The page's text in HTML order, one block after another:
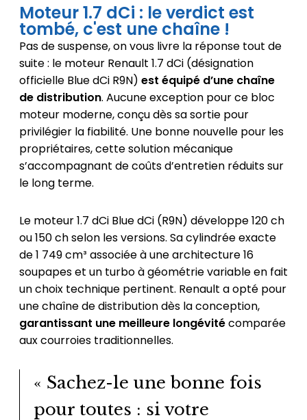
Moteur 1.7 dCi : le verdict est
tombé, c'est une chaîne !
Pas de suspense, on vous livre la réponse tout de
suite : le moteur Renault 1.7 dCi (désignation
officielle Blue dCi R9N) est équipé d’une chaîne
de distribution. Aucune exception pour ce bloc
moteur moderne, conçu dès sa sortie pour
privilégier la fiabilité. Une bonne nouvelle pour les
propriétaires, cette solution mécanique
s’accompagnant de coûts d’entretien réduits sur
le long terme.
Le moteur 1.7 dCi Blue dCi (R9N) développe 120 ch
ou 150 ch selon les versions. Sa cylindrée exacte
de 1 749 cm³ associée à une architecture 16
soupapes et un turbo à géométrie variable en fait
un choix technique pertinent. Renault a opté pour
une chaîne de distribution dès la conception,
garantissant une meilleure longévitécomparée
aux courroies traditionnelles.
« Sachez-le une bonne fois
pour toutes : si votre